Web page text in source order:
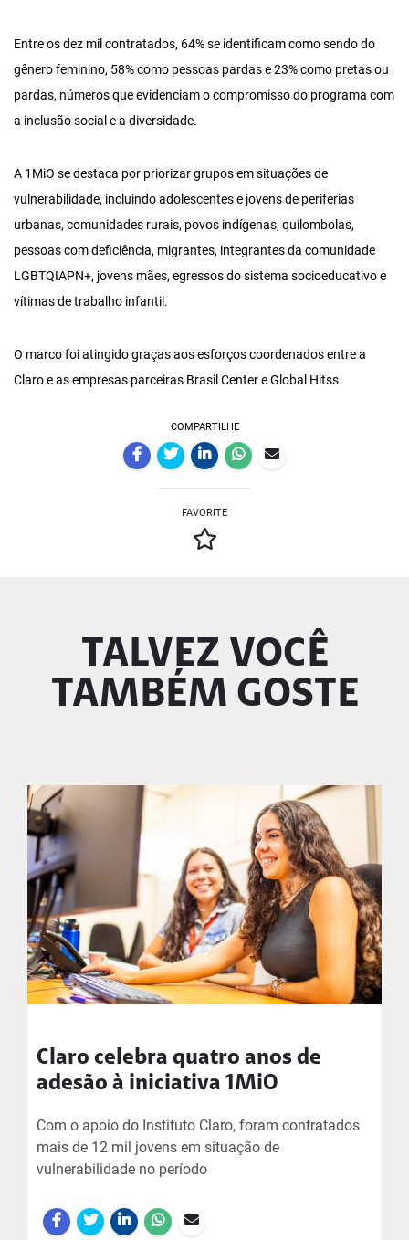
Entre os dez mil contratados, 64% se identificam como sendo do
gênero feminino, 58% como pessoas pardas e 23% como pretas ou
pardas, números que evidenciam o compromisso do programa com
a inclusão social e a diversidade.
A 1MiO se destaca por priorizar grupos em situações de
vulnerabilidade, incluindo adolescentes e jovens de periferias
urbanas, comunidades rurais, povos indígenas, quilombolas,
pessoas com deficiência, migrantes, integrantes da comunidade
LGBTQIAPN+, jovens mães, egressos do sistema socioeducativo e
vítimas de trabalho infantil.
O marco foi atingido graças aos esforços coordenados entre a
Claro e as empresas parceiras Brasil Center e Global Hitss
COMPARTILHE
FAVORITE
TALVEZ VOCÊ
TAMBÉM GOSTE
Claro celebra quatro anos de
adesão à iniciativa 1MiO
Com o apoio do Instituto Claro, foram contratados
mais de 12 mil jovens em situação de
vulnerabilidade no período